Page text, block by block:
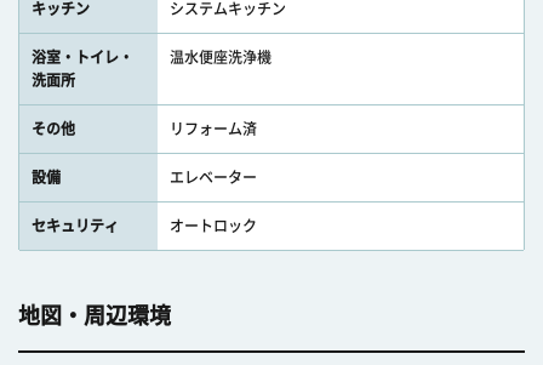
キッチン システムキッチン
浴室・トイレ・
洗面所
温水便座洗浄機
その他 リフォーム済
設備 エレベーター
セキュリティ オートロック
地図・周辺環境